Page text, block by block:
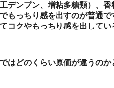
工デンプン、増粘多糖類）、
でもっちり感を出すのが普通
てコクやもっちり感を出してい
ではどのくらい原価が違うのか